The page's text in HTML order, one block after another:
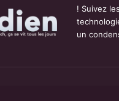
! Suivez
un